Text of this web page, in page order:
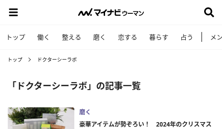
トップ 働く 整える 磨く 恋する 暮らす 占う メ
トップ ドクターシーラボ
「ドクターシーラボ」の記事一覧
磨く
豪華アイテムが勢ぞろい！ 2024年のクリスマス